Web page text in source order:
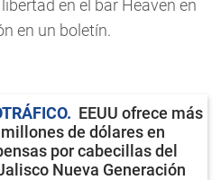
en el bar Heaven en
en un boletín.
EEUU ofrece más
de dólares en
por cabecillas del
Nueva Generación